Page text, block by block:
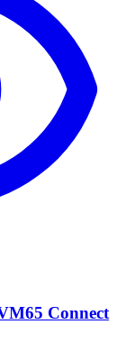
Connect